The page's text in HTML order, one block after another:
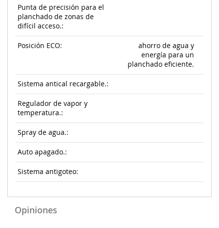
Punta de precisión para el
planchado de zonas de
difícil acceso.:
Posición ECO:
ahorro de agua y
energía para un
planchado eficiente.
Sistema antical recargable.:
Regulador de vapor y
temperatura.:
Spray de agua.:
Auto apagado.:
Sistema antigoteo:
Opiniones